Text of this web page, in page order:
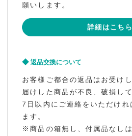
願いします。
詳細はこちら
返品交換について
お客様ご都合の返品はお受け
届けした商品が不良、破損し
7日以内にご連絡をいただけれ
ます。
※商品の箱無し、付属品なし